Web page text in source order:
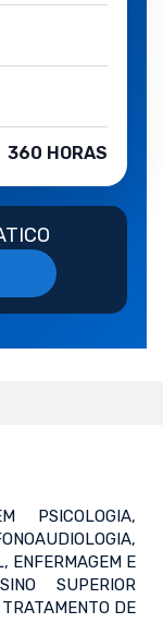
360 HORAS
PSICOLOGIA,
ENFERMAGEM E
SUPERIOR
DE